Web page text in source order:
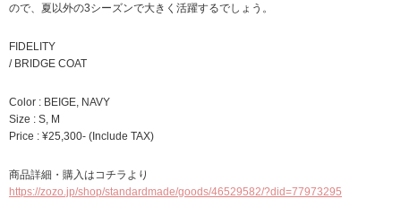
ので、夏以外の3シーズンで大きく活躍するでしょう。
FIDELITY
/ BRIDGE COAT
Color : BEIGE, NAVY
Size : S, M
Price : ¥25,300- (Include TAX)
商品詳細・購入はコチラより
https://zozo.jp/shop/standardmade/goods/46529582/?did=77973295